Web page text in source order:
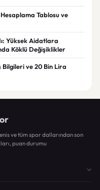
Tablosu ve
Yüksek Aidatlara
Köklü Değişiklikler
Bilgileri ve 20 Bin Lira
ve tüm spor dallarından son
puan durumu